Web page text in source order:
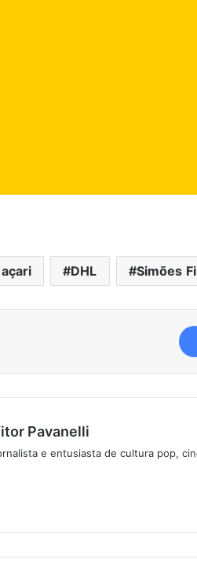
DHL Simões
Pavanelli
e entusiasta de cultura pop,